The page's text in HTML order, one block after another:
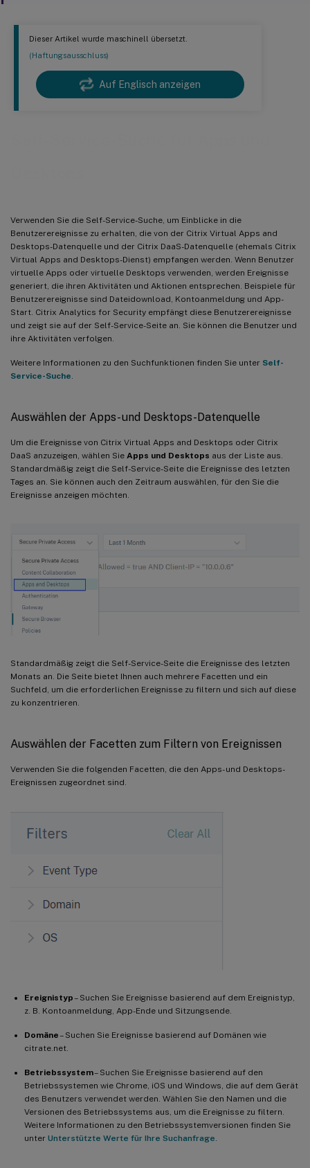
Dieser Artikel wurde maschinell übersetzt.
(Haftungsausschluss)
Auf Englisch anzeigen
Verwenden Sie die Self-Service-Suche, um Einblicke in die
Benutzerereignisse zu erhalten, die von der Citrix Virtual Apps and
Desktops-Datenquelle und der Citrix DaaS-Datenquelle (ehemals Citrix
Virtual Apps and Desktops-Dienst) empfangen werden. Wenn Benutzer
virtuelle Apps oder virtuelle Desktops verwenden, werden Ereignisse
generiert, die ihren Aktivitäten und Aktionen entsprechen. Beispiele für
Benutzerereignisse sind Dateidownload, Kontoanmeldung und App-
Start. Citrix Analytics for Security empfängt diese Benutzerereignisse
und zeigt sie auf der Self-Service-Seite an. Sie können die Benutzer und
ihre Aktivitäten verfolgen.
Weitere Informationen zu den Suchfunktionen finden Sie unter Self-
Service-Suche
Auswählen der Apps- und Desktops-Datenquelle
Um die Ereignisse von Citrix Virtual Apps and Desktops oder Citrix
DaaS anzuzeigen, wählen Sie Apps und Desktops aus der Liste aus.
Standardmäßig zeigt die Self-Service-Seite die Ereignisse des letzten
Tages an. Sie können auch den Zeitraum auswählen, für den Sie die
Ereignisse anzeigen möchten.
Standardmäßig zeigt die Self-Service-Seite die Ereignisse des letzten
Monats an. Die Seite bietet Ihnen auch mehrere Facetten und ein
Suchfeld, um die erforderlichen Ereignisse zu filtern und sich auf diese
zu konzentrieren.
Auswählen der Facetten zum Filtern von Ereignissen
Verwenden Sie die folgenden Facetten, die den Apps- und Desktops-
Ereignissen zugeordnet sind.
Ereignistyp– Suchen Sie Ereignisse basierend auf dem Ereignistyp,
z. B. Kontoanmeldung, App-Ende und Sitzungsende.
Domäne– Suchen Sie Ereignisse basierend auf Domänen wie
citrate.net.
Betriebssystem– Suchen Sie Ereignisse basierend auf den
Betriebssystemen wie Chrome, iOS und Windows, die auf dem Gerät
des Benutzers verwendet werden. Wählen Sie den Namen und die
Versionen des Betriebssystems aus, um die Ereignisse zu filtern.
Weitere Informationen zu den Betriebssystemversionen finden Sie
unter Unterstützte Werte für Ihre Suchanfrage